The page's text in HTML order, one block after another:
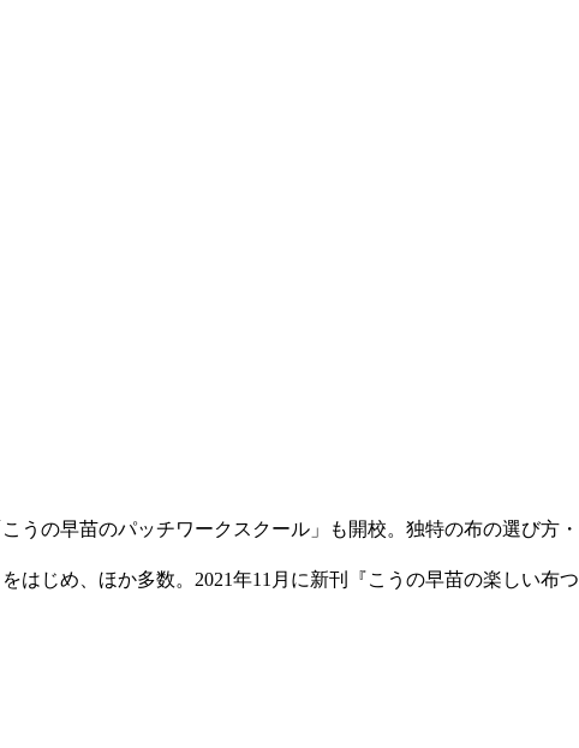
うの早苗のパッチワークスクール」も開校。独特の布の選び方・
じめ、ほか多数。2021年11月に新刊『こうの早苗の楽しい布つ